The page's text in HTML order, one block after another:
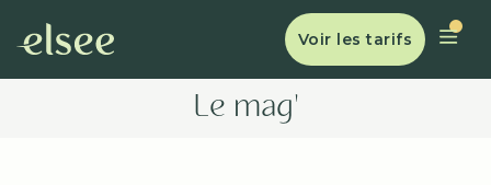
Voir les tarifs
Le mag'